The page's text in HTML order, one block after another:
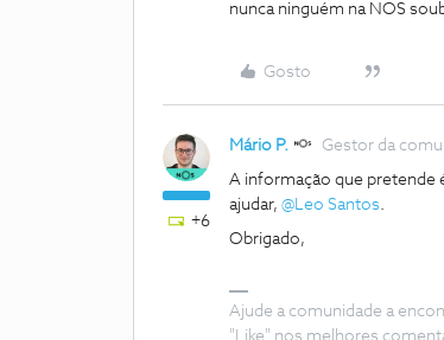
nunca ninguém na NOS
Gosto
+6
Mário P. Gestor da
A informação que pretende
ajudar, ​ @Leo Santos.
Obrigado,
Ajude a comunidade a
"Like" nos melhores